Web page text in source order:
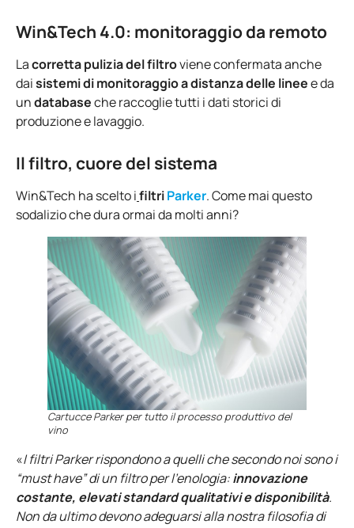
Win&Tech 4.0: monitoraggio da remoto
Lacorretta pulizia del filtroviene confermata anche
daisistemi di monitoraggio a distanza delle lineee da
undatabaseche raccoglie tutti i dati storici di
produzione e lavaggio.
Il filtro, cuore del sistema
Win&Tech ha scelto ifiltriParker. Come mai questo
sodalizio che dura ormai da molti anni?
Cartucce Parker per tutto il processo produttivo del
vino
«I filtri Parker rispondono a quelli che secondo noi sono i
“must have” di un filtro per l’enologia:innovazione
costante, elevati standard qualitativi e disponibilità.
Non da ultimo devono adeguarsi alla nostra filosofia di